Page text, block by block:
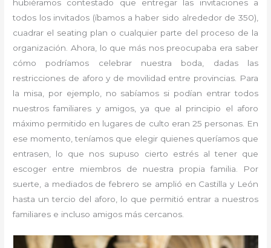
hubiéramos contestado que entregar las invitaciones a
todos los invitados (íbamos a haber sido alrededor de 350),
cuadrar el seating plan o cualquier parte del proceso de la
organización. Ahora, lo que más nos preocupaba era saber
cómo podríamos celebrar nuestra boda, dadas las
restricciones de aforo y de movilidad entre provincias. Para
la misa, por ejemplo, no sabíamos si podían entrar todos
nuestros familiares y amigos, ya que al principio el aforo
máximo permitido en lugares de culto eran 25 personas. En
ese momento, teníamos que elegir quienes queríamos que
entrasen, lo que nos supuso cierto estrés al tener que
escoger entre miembros de nuestra propia familia. Por
suerte, a mediados de febrero se amplió en Castilla y León
hasta un tercio del aforo, lo que permitió entrar a nuestros
familiares e incluso amigos más cercanos.